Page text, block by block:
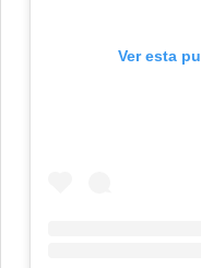
Ver esta